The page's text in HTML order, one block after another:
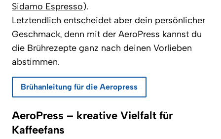
Sidamo Espresso).
Letztendlich entscheidet aber dein persönlicher
Geschmack, denn mit der AeroPress kannst du
die Brührezepte ganz nach deinen Vorlieben
abstimmen.
Brühanleitung für die Aeropress
AeroPress – kreative Vielfalt für
Kaffeefans